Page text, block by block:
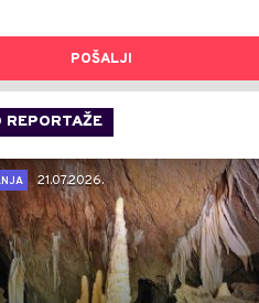
POŠALJI
REPORTAŽE
21.07.2026.